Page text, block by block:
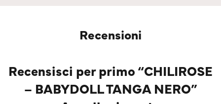
Recensioni
Recensisci per primo “CHILIROSE
– BABYDOLL TANGA NERO”